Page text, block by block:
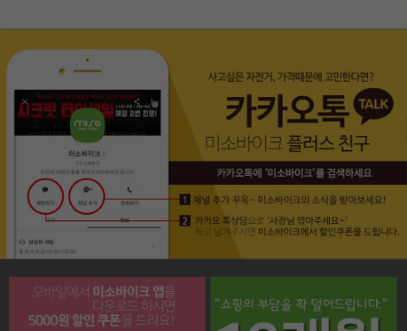
페이코 라이프